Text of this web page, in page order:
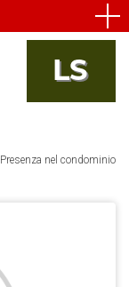
nel condominio